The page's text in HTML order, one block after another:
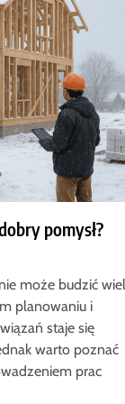
pomysł?
może budzić
planowaniu i
staje się
warto poznać
prac